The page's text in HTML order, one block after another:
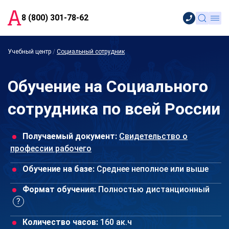
8 (800) 301-78-62
Учебный центр / Социальный сотрудник
Обучение на Социального
сотрудника по всей России
Получаемый документ: Свидетельство о
профессии рабочего
Обучение на базе: Среднее неполное или выше
Формат обучения: Полностью дистанционный
Количество часов: 160 ак.ч